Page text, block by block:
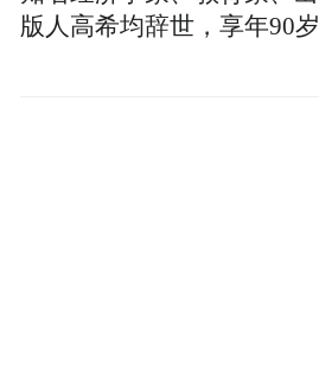
版人高希均辞世，享年90岁